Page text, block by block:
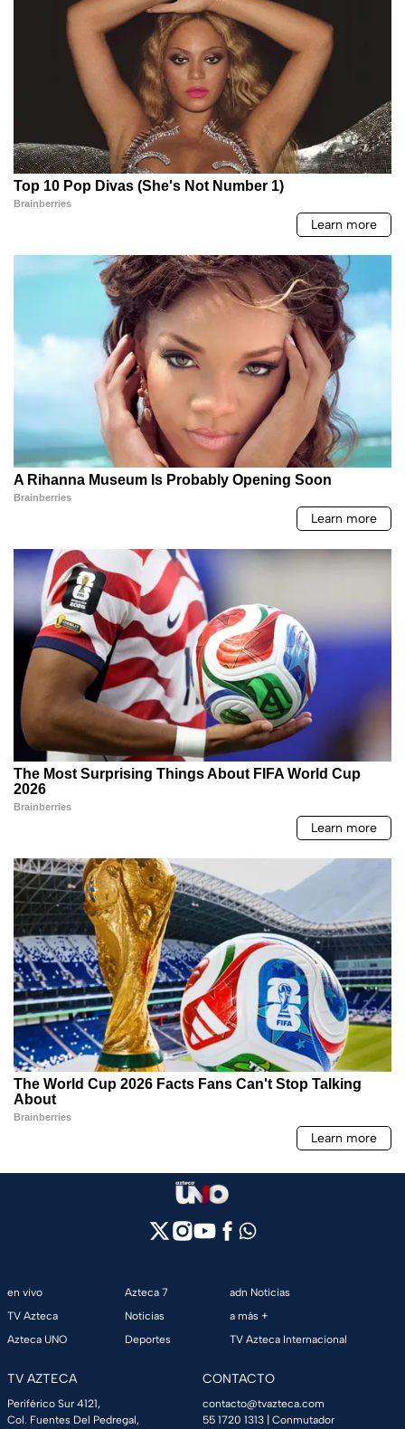
en vivo
TV Azteca
Azteca UNO
Azteca 7
Noticias
Deportes
adn Noticias
a más +
TV Azteca Internacional
TV AZTECA
Periférico Sur 4121,
Col. Fuentes Del Pedregal,
CONTACTO
contacto@tvazteca.com
55 1720 1313 | Conmutador